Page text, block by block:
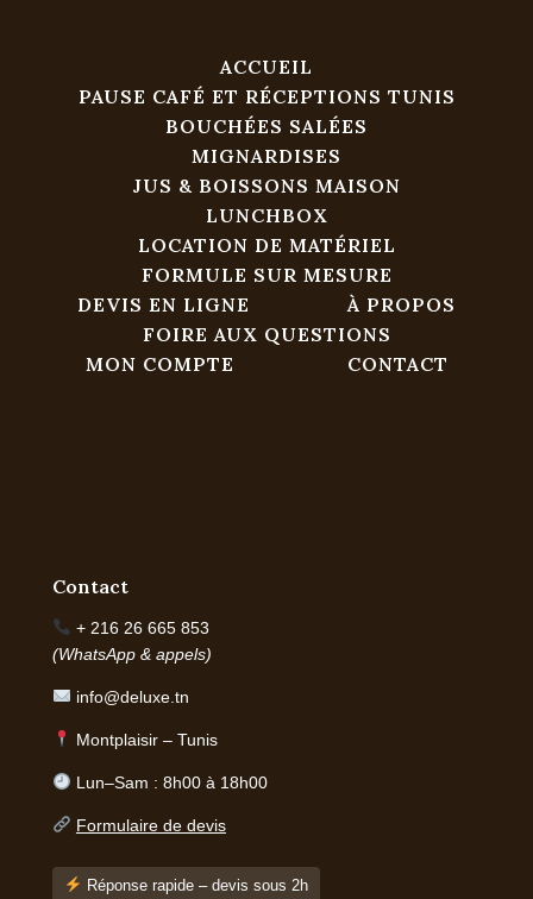
ACCUEIL
PAUSE CAFÉ ET RÉCEPTIONS TUNIS
BOUCHÉES SALÉES
MIGNARDISES
JUS & BOISSONS MAISON
LUNCHBOX
LOCATION DE MATÉRIEL
FORMULE SUR MESURE
DEVIS EN LIGNE
À PROPOS
FOIRE AUX QUESTIONS
MON COMPTE
CONTACT
Contact
+ 216 26 665 853
(WhatsApp & appels)
info@deluxe.tn
Montplaisir – Tunis
Lun–Sam : 8h00 à 18h00
Formulaire de devis
Réponse rapide – devis sous 2h